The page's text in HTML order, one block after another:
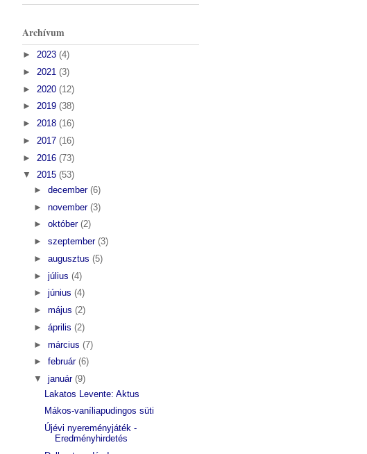
Archívum
► 2023 (4)
► 2021 (3)
► 2020 (12)
► 2019 (38)
► 2018 (16)
► 2017 (16)
► 2016 (73)
▼ 2015 (53)
► december (6)
► november (3)
► október (2)
► szeptember (3)
► augusztus (5)
► július (4)
► június (4)
► május (2)
► április (2)
► március (7)
► február (6)
▼ január (9)
Lakatos Levente: Aktus
Mákos-vaníliapudingos süti
Újévi nyereményjáték -
Eredményhirdetés